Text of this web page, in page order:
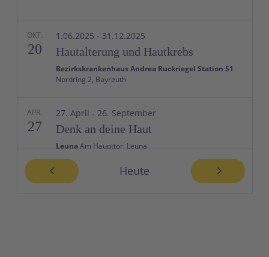
OKT.
20 Hautalterung und Hautkrebs
1.06.2025 - 31.12.2025
Bezirkskrankenhaus Andrea Ruckriegel Station S1
Nordring 2, Bayreuth
APR.
27 Denk an deine Haut
27. April - 26. September
Leuna Am Haupttor, Leuna
JUNI 11. Juni
Heute